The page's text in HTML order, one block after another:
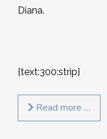
Diana.
{text:300:strip}
Read more …